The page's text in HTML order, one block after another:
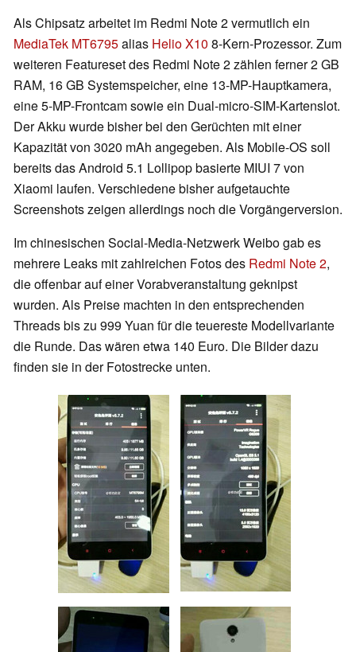
Als Chipsatz arbeitet im Redmi Note 2 vermutlich ein
MediaTek MT6795alias Helio X10 8-Kern-Prozessor. Zum
weiteren Featureset des Redmi Note 2 zählen ferner 2 GB
RAM, 16 GB Systemspeicher, eine 13-MP-Hauptkamera,
eine 5-MP-Frontcam sowie ein Dual-micro-SIM-Kartenslot.
Der Akku wurde bisher bei den Gerüchten mit einer
Kapazität von 3020 mAh angegeben. Als Mobile-OS soll
bereits das Android 5.1 Lollipop basierte MIUI 7 von
Xiaomi laufen. Verschiedene bisher aufgetauchte
Screenshots zeigen allerdings noch die Vorgängerversion.
Im chinesischen Social-Media-Netzwerk Weibo gab es
mehrere Leaks mit zahlreichen Fotos des Redmi Note 2,
die offenbar auf einer Vorabveranstaltung geknipst
wurden. Als Preise machten in den entsprechenden
Threads bis zu 999 Yuan für die teuereste Modellvariante
die Runde. Das wären etwa 140 Euro. Die Bilder dazu
finden sie in der Fotostrecke unten.